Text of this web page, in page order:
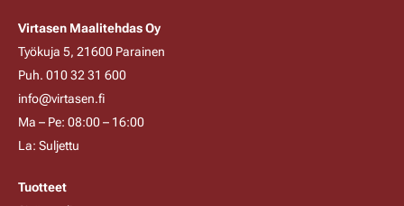
Virtasen Maalitehdas Oy
Työkuja 5, 21600 Parainen
Puh. 010 32 31 600
info@virtasen.fi
Ma – Pe: 08:00 – 16:00
La: Suljettu
Tuotteet